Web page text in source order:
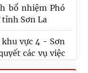
bổ nhiệm Phó
Sơn La
vực 4 - Sơn
các vụ việc
gian tổ chức
thi hành án:
khu vực 4 tổ